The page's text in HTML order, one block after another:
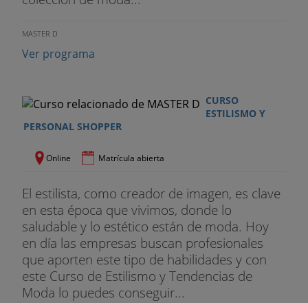
MASTER D
Ver programa
CURSO
ESTILISMO Y
PERSONAL SHOPPER
Online Matrícula abierta
El estilista, como creador de imagen, es clave
en esta época que vivimos, donde lo
saludable y lo estético están de moda. Hoy
en día las empresas buscan profesionales
que aporten este tipo de habilidades y con
este Curso de Estilismo y Tendencias de
Moda lo puedes conseguir...